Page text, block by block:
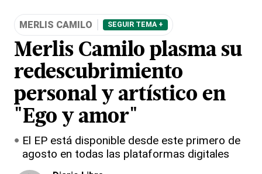
MERLIS CAMILO SEGUIR TEMA +
Merlis Camilo plasma su
redescubrimiento
personal y artístico en
"Ego y amor"
El EP está disponible desde este primero de
agosto en todas las plataformas digitales